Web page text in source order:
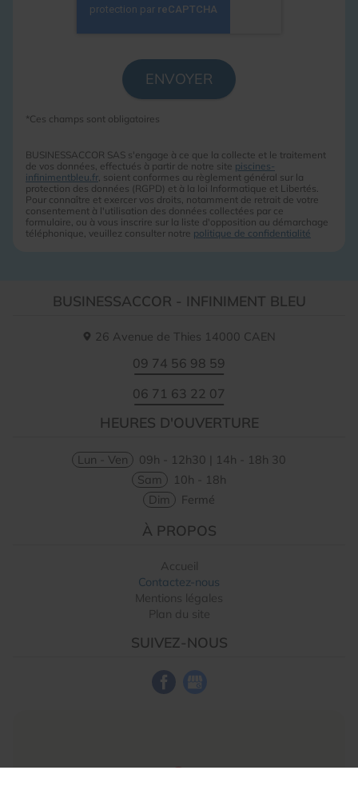
*Ces champs sont obligatoires
BUSINESSACCOR SAS s'engage à ce que la collecte et le traitement
de vos données, effectués à partir de notre site piscines-
infinimentbleu.fr, soient conformes au règlement général sur la
protection des données (RGPD) et à la loi Informatique et Libertés.
Pour connaître et exercer vos droits, notamment de retrait de votre
consentement à l'utilisation des données collectées par ce
formulaire, ou à vous inscrire sur la liste d'opposition au démarchage
téléphonique, veuillez consulter notre politique de confidentialité
BUSINESSACCOR - INFINIMENT BLEU
26 Avenue de Thies 14000 CAEN
09 74 56 98 59
06 71 63 22 07
HEURES D'OUVERTURE
Lun - Ven
09h - 12h30 | 14h - 18h 30
Sam
10h - 18h
Dim
Fermé
À PROPOS
Accueil
Contactez-nous
Mentions légales
Plan du site
SUIVEZ-NOUS